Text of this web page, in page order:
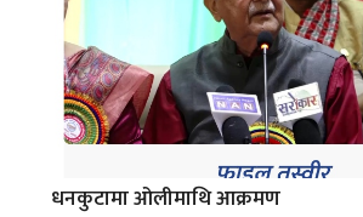
धनकुटामा ओलीमाथि आक्रमण